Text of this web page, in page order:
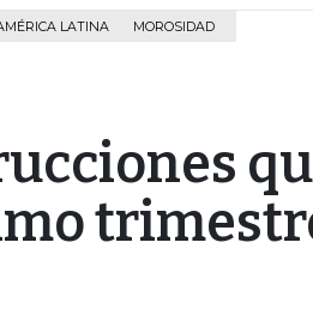
LATINA MOROSIDAD